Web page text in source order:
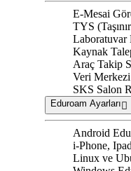
E-Mesai
TYS
Kaynak
Araç Takip
Veri Merkezi
SKS Salon
Eduroam Ayarları
Android
i-Phone,
Linux ve